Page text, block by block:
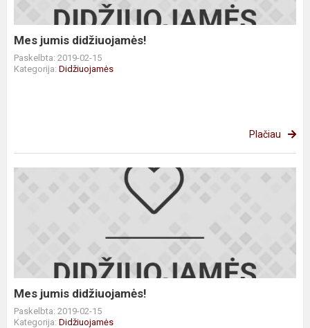
Mes jumis didžiuojamės!
Paskelbta: 2019-02-15
Kategorija: Didžiuojamės
Plačiau
Mes
Mes jumis didžiuojamės!
Paskelbta: 2019-02-15
Kategorija: Didžiuojamės